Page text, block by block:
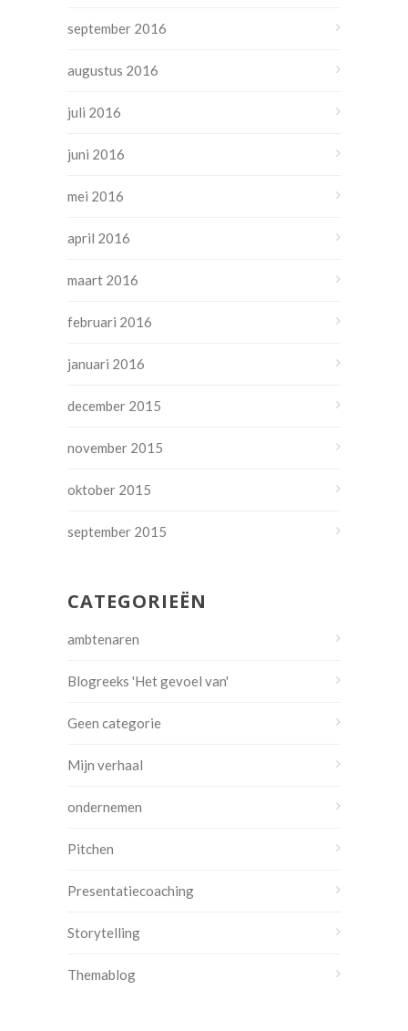
september 2016
augustus 2016
juli 2016
juni 2016
mei 2016
april 2016
maart 2016
februari 2016
januari 2016
december 2015
november 2015
oktober 2015
september 2015
CATEGORIEËN
ambtenaren
Blogreeks 'Het gevoel van'
Geen categorie
Mijn verhaal
ondernemen
Pitchen
Presentatiecoaching
Storytelling
Themablog